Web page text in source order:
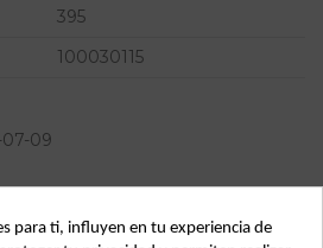
395
100030115
09
para ti, influyen en tu experiencia de